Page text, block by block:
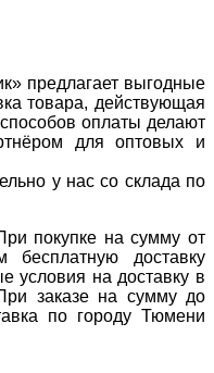
предлагает выгодные
товара, действующая
оплаты делают
для оптовых и
у нас со склада по
покупке на сумму от
доставку
условия на доставку в
заказе на сумму до
по городу Тюмени